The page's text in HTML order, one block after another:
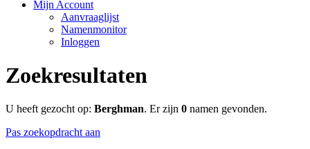
Mijn Account
Aanvraaglijst
Namenmonitor
Inloggen
Zoekresultaten
U heeft gezocht op: Berghman. Er zijn 0 namen gevonden.
Pas zoekopdracht aan